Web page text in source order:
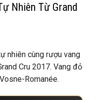
Nhiên Từ Grand
nhiên cùng rượu vang
Cru 2017. Vang đỏ
Romanée.